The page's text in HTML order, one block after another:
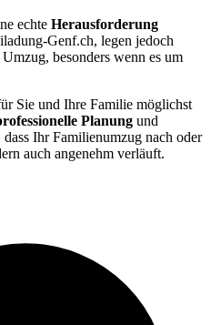
echte Herausforderung
Genf.ch, legen jedoch
besonders wenn es um
Sie und Ihre Familie möglichst
Planung und
Ihr Familienumzug nach oder
auch angenehm verläuft.